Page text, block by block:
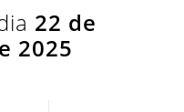
22 de
2025